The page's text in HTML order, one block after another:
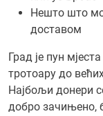
Нешто што
доставом
Град је пун
тротоару до
Најбољи донери
добро зачињено,